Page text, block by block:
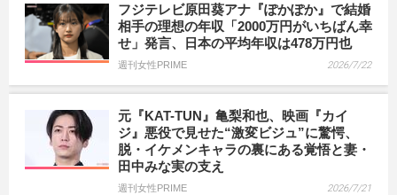
フジテレビ原田葵アナ『ぽかぽか』で結婚
相手の理想の年収「2000万円がいちばん幸
せ」発言、日本の平均年収は478万円也
週刊女性PRIME 2026/7/22
元『KAT-TUN』亀梨和也、映画『カイ
ジ』悪役で見せた“激変ビジュ”に驚愕、
脱・イケメンキャラの裏にある覚悟と妻・
田中みな実の支え
週刊女性PRIME 2026/7/21